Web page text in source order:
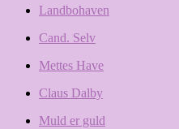
Landbohaven
Cand. Selv
Mettes Have
Claus Dalby
Muld er guld